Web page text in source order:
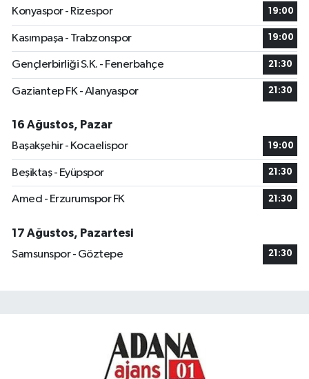
Konyaspor - Rizespor
19:00
Kasımpaşa - Trabzonspor 19:00
Gençlerbirliği S.K. - Fenerbahçe 21:30
Gaziantep FK - Alanyaspor 21:30
16 Ağustos, Pazar
Başakşehir - Kocaelispor
19:00
Beşiktaş - Eyüpspor 21:30
Amed - Erzurumspor FK 21:30
17 Ağustos, Pazartesi
Samsunspor - Göztepe
21:30